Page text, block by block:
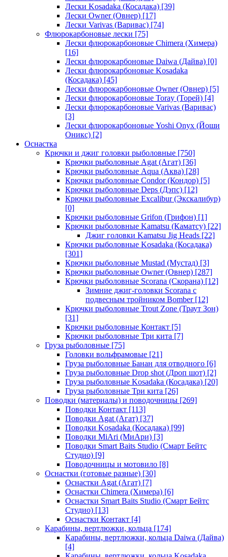
Лески Kosadaka (Косадака) [39]
Лески Owner (Овнер) [17]
Лески Varivas (Варивас) [74]
Флюрокарбоновые лески [75]
Лески флюрокарбоновые Chimera (Химера)
[16]
Лески флюрокарбоновые Daiwa (Дайва) [0]
Лески флюрокарбоновые Kosadaka
(Косадака) [45]
Лески флюрокарбоновые Owner (Овнер) [5]
Лески флюрокарбоновые Toray (Торей) [4]
Лески флюрокарбоновые Varivas (Варивас)
[3]
Лески флюрокарбоновые Yoshi Onyx (Йоши
Оникс) [2]
Оснастка
Крючки и джиг головки рыболовные [750]
Крючки рыболовные Agat (Агат) [36]
Крючки рыболовные Aqua (Аква) [28]
Крючки рыболовные Condor (Кондор) [5]
Крючки рыболовные Deps (Дэпс) [12]
Крючки рыболовные Excalibur (Экскалибур)
[0]
Крючки рыболовные Grifon (Грифон) [1]
Крючки рыболовные Kamatsu (Каматсу) [22]
Джиг головки Kamatsu Jig Heads [22]
Крючки рыболовные Kosadaka (Косадака)
[301]
Крючки рыболовные Mustad (Мустад) [3]
Крючки рыболовные Owner (Овнер) [287]
Крючки рыболовные Scorana (Скорана) [12]
Зимние джиг-головки Scorana с
подвесным тройником Bomber[12]
Крючки рыболовные Trout Zone (Траут Зон)
[31]
Крючки рыболовные Контакт [5]
Крючки рыболовные Три кита [7]
Груза рыболовные [75]
Головки вольфрамовые [21]
Груза рыболовные Банан для отводного [6]
Груза рыболовные Drop shot (Дроп шот) [2]
Груза рыболовные Kosadaka (Косадака) [20]
Груза рыболовные Три кита [26]
Поводки (материалы) и поводочницы [269]
Поводки Контакт [113]
Поводки Agat (Агат) [37]
Поводки Kosadaka (Косадака) [99]
Поводки MiAri (МиАри) [3]
Поводки Smart Baits Studio (Смарт Бейтс
Студио) [9]
Поводочницы и мотовило [8]
Оснастки (готовые разные) [30]
Оснастки Agat (Агат) [7]
Оснастки Chimera (Химера) [6]
Оснастки Smart Baits Studio (Смарт Бейтс
Студио) [13]
Оснастки Контакт [4]
Карабины, вертлюжки, кольца [174]
Карабины, вертлюжки, кольца Daiwa (Дайва)
[4]